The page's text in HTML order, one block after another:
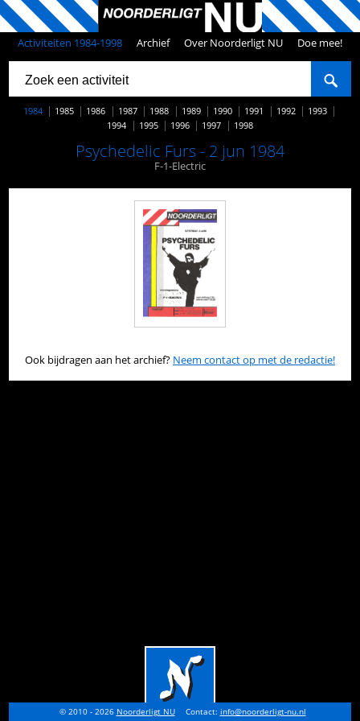
Activiteiten 1984-1998 Archief Over Noorderligt NU Doe mee!
1984 1985 1986 1987 1988 1989 1990 1991 1992
1993
1994
1995 1996 1997 1998
Psychedelic Furs - 2 jun 1984
F-1-Electric
Ook bijdragen aan het archief? Neem contact op met de redactie!
© 2010 - 2026 Noorderligt NU Contact: info@noorderligt-nu.nl